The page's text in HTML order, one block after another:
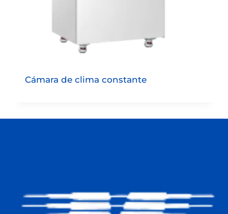
Cámara de clima constante